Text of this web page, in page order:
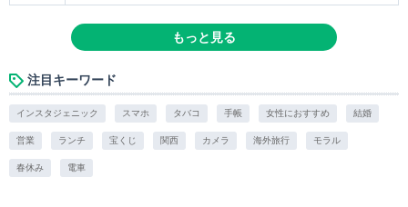
もっと見る
注目キーワード
インスタジェニック スマホ タバコ 手帳 女性におすすめ 結婚
営業 ランチ 宝くじ 関西 カメラ 海外旅行 モラル
春休み 電車